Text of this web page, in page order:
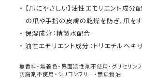
【爪にやさしい】油性エモリエント成分
の爪や手指の皮膚の乾燥を防ぎ、爪をす
保湿成分：精製水配合
油性エモリエント成分：トリエチルヘキ
無香料・無着色・界面活性剤不使用・グリセリンフ
防腐剤不使用・シリコンフリー・無鉱物油